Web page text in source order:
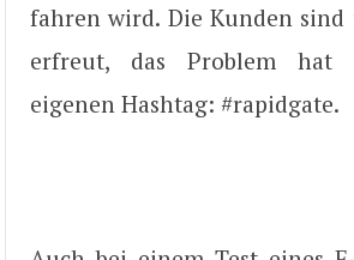
fahren wird. Die Kunden
erfreut, das Problem hat
eigenen Hashtag: #rapidgate.